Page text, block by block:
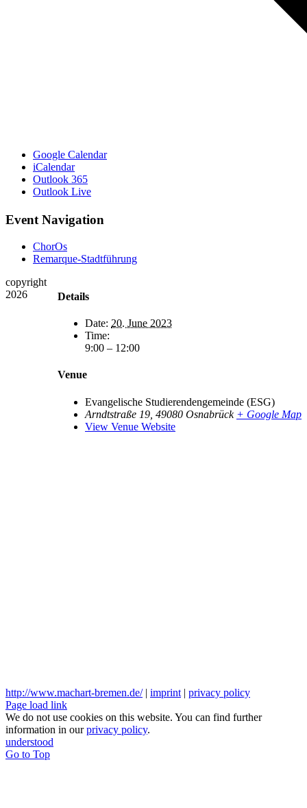
Google Calendar
iCalendar
Outlook 365
Outlook Live
Event Navigation
ChorOs
Remarque-Stadtführung
Details
Date: 20. June 2023
Time:
9:00 – 12:00
Venue
Evangelische Studierendengemeinde (ESG)
Arndtstraße 19 49080 Osnabrück + Google Map
View Venue Website
copyright
2026
http://www.machart-bremen.de/| imprint | privacy policy
Page load link
We do not use cookies on this website. You can find further
information in ourprivacy policy.
understood
Go to Top